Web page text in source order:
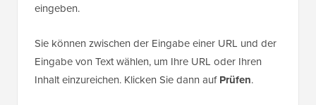
eingeben.
Sie können zwischen der Eingabe einer URL und der
Eingabe von Text wählen, um Ihre URL oder Ihren
Inhalt einzureichen. Klicken Sie dann aufPrüfen.